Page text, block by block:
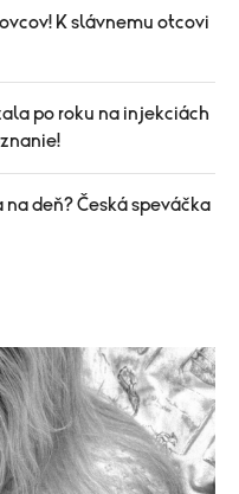
K slávnemu otcovi
po roku na injekciách
deň? Česká speváčka